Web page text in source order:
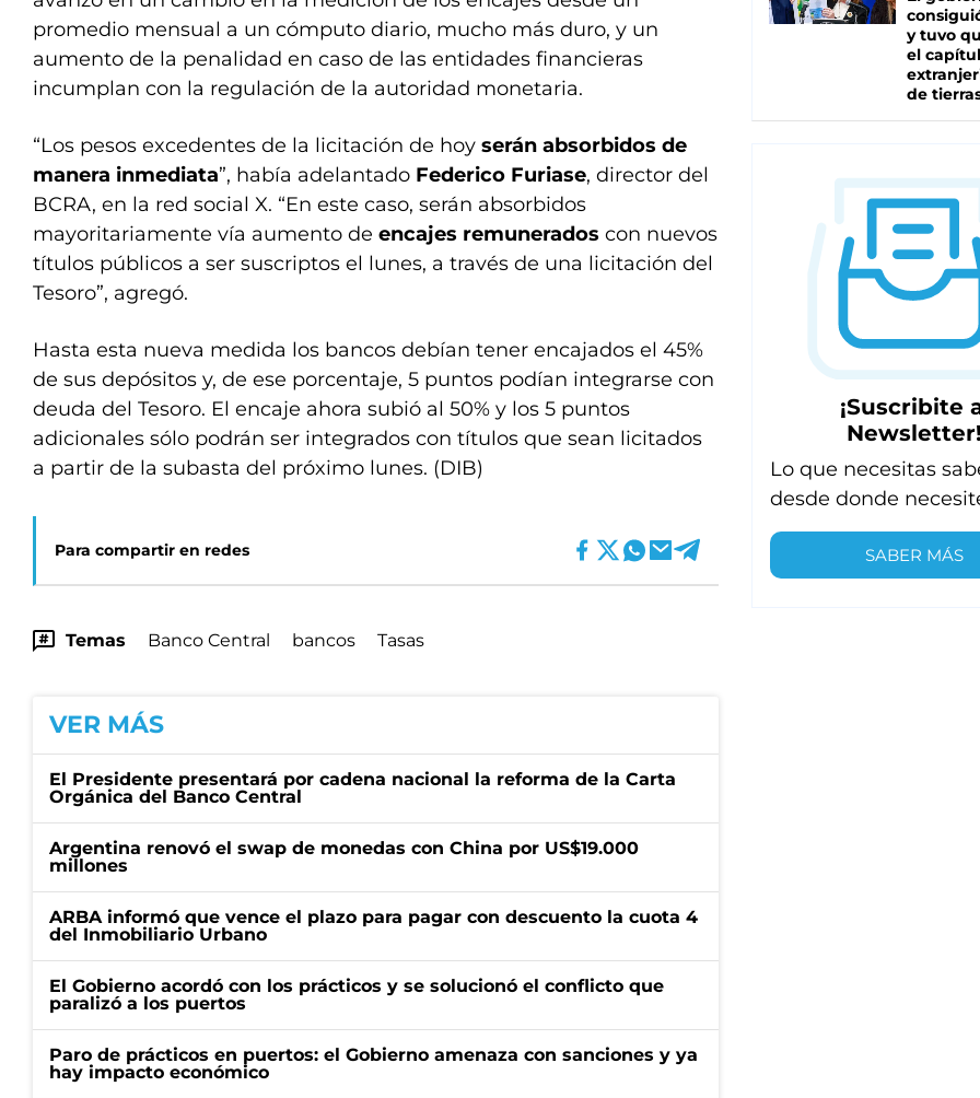
promedio mensual a un cómputo diario, mucho más duro, y un
aumento de la penalidad en caso de las entidades financieras
incumplan con la regulación de la autoridad monetaria.
“Los pesos excedentes de la licitación de hoy serán absorbidos de
manera inmediata”, había adelantado Federico Furiase, director del
BCRA, en la red social X. “En este caso, serán absorbidos
mayoritariamente vía aumento de encajes remunerados con nuevos
títulos públicos a ser suscriptos el lunes, a través de una licitación del
Tesoro”, agregó.
Hasta esta nueva medida los bancos debían tener encajados el 45%
de sus depósitos y, de ese porcentaje, 5 puntos podían integrarse con
deuda del Tesoro. El encaje ahora subió al 50% y los 5 puntos
adicionales sólo podrán ser integrados con títulos que sean licitados
a partir de la subasta del próximo lunes. (DIB)
Para compartir en redes
Temas Banco Central bancos Tasas
VER MÁS
El Presidente presentará por cadena nacional la reforma de la Carta
Orgánica del Banco Central
Argentina renovó el swap de monedas con China por US$19.000
millones
ARBA informó que vence el plazo para pagar con descuento la cuota 4
del Inmobiliario Urbano
El Gobierno acordó con los prácticos y se solucionó el conflicto que
paralizó a los puertos
Paro de prácticos en puertos: el Gobierno amenaza con sanciones y ya
hay impacto económico
y tuvo
el
de
¡Suscribite
Newsletter!
Lo que necesitas
desde donde
SABER MÁS